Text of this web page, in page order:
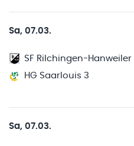
Sa, 07.03.
SF Rilchingen-Hanweiler
HG Saarlouis 3
Sa, 07.03.